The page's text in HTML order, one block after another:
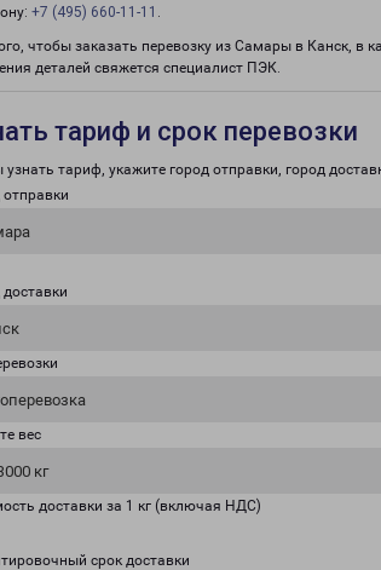
+7 (495) 660-11-11 .
чтобы заказать перевозку из Самары в Канск, в
деталей свяжется специалист ПЭК.
тариф и срок перевозки
узнать тариф, укажите город отправки, город
отправки
доставки
вес
кг
доставки за 1 кг (включая НДС)
срок доставки